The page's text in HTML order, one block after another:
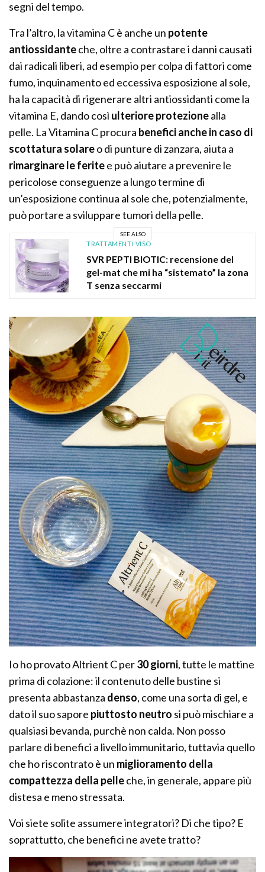
segni del tempo.
Tra l’altro, la vitamina C è anche un potente
antiossidanteche, oltre a contrastare i danni causati
dai radicali liberi, ad esempio per colpa di fattori come
fumo, inquinamento ed eccessiva esposizione al sole,
ha la capacità di rigenerare altri antiossidanti come la
vitamina E, dando così ulteriore protezionealla
pelle. La Vitamina C procura benefici anche in caso di
scottatura solareo di punture di zanzara, aiuta a
rimarginare le feritee può aiutare a prevenire le
pericolose conseguenze a lungo termine di
un’esposizione continua al sole che, potenzialmente,
può portare a sviluppare tumori della pelle.
SEE ALSO
TRATTAMENTI VISO
SVR PEPTI BIOTIC: recensione del
gel-mat che mi ha “sistemato” la zona
T senza seccarmi
Io ho provato Altrient C per30 giorni, tutte le mattine
prima di colazione: il contenuto delle bustine si
presenta abbastanza denso, come una sorta di gel, e
dato il suo sapore piuttosto neutro si può mischiare a
qualsiasi bevanda, purchè non calda. Non posso
parlare di benefici a livello immunitario, tuttavia quello
che ho riscontrato è un miglioramento della
compattezza della pelleche, in generale, appare più
distesa e meno stressata.
Voi siete solite assumere integratori? Di che tipo? E
soprattutto, che benefici ne avete tratto?